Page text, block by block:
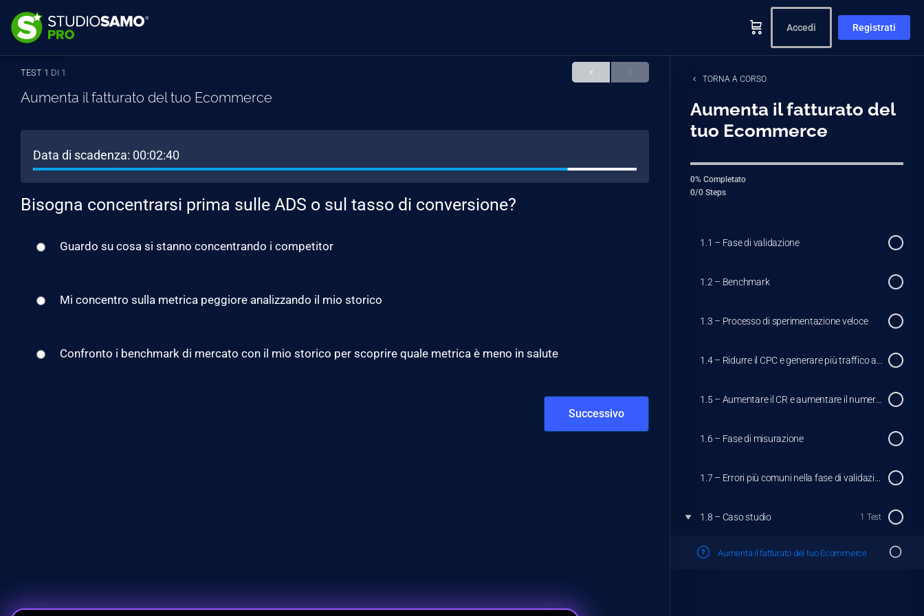
Accedi Registrati
TORNA A CORSO
Aumenta il fatturato del
tuo Ecommerce
0% Completato
0/0 Steps
1.1 – Fase di validazione
1.2 – Benchmark
1.3 – Processo di sperimentazione veloce
1.5 – Aumentare il CR e aumentare il numero di vendite con lo stesso budget
1.6 – Fase di misurazione
1.8 – Caso studio 1 Test
Aumenta il fatturato del tuo Ecommerce
TEST 1 DI 1
Aumenta il fatturato del tuo Ecommerce
Data di scadenza: 00:02:40
Bisogna concentrarsi prima sulle ADS o sul tasso di conversione?
Guardo su cosa si stanno concentrando i competitor
Mi concentro sulla metrica peggiore analizzando il mio storico
Confronto i benchmark di mercato con il mio storico per scoprire quale metrica è meno in salute